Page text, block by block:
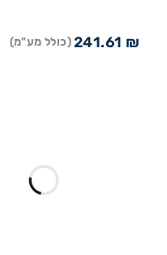
241.61 ₪ (כולל מע"מ)